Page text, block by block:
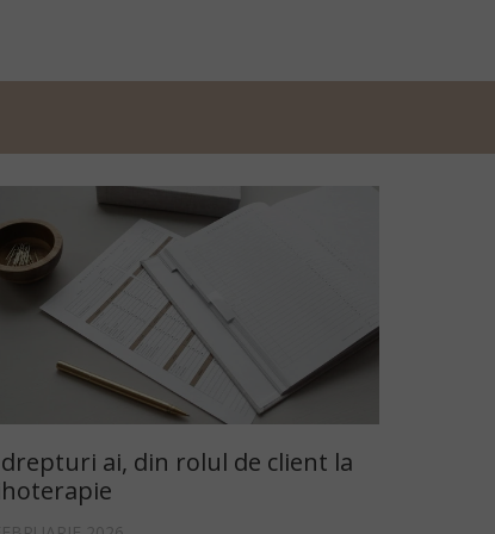
drepturi ai, din rolul de client la